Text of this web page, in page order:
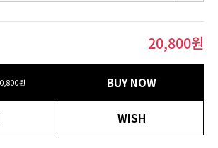
20,800원
원 BUY NOW
WISH